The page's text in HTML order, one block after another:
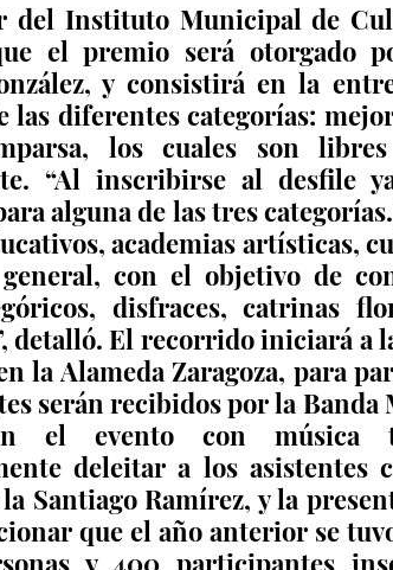
del Instituto Municipal de
el premio será otorgado
y consistirá en la
las diferentes categorías:
los cuales son
“Al inscribirse al desfile
alguna de las tres
academias artísticas,
con el objetivo de
disfraces, catrinas
detalló. El recorrido iniciará a
la Alameda Zaragoza, para
serán recibidos por la
el evento con música
deleitar a los asistentes
Santiago Ramírez, y la
que el año anterior se
y 400 participantes